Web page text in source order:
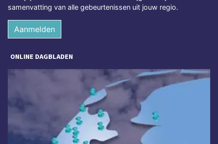
samenvatting van alle gebeurtenissen uit jouw regio.
Aanmelden
ONLINE DAGBLADEN